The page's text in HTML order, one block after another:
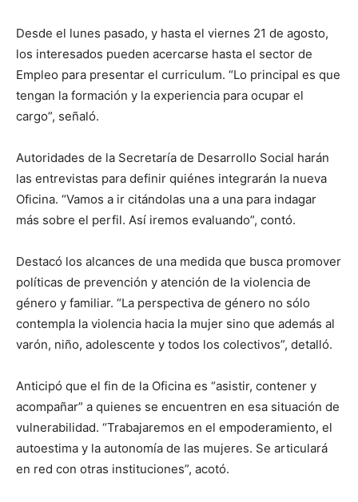
Desde el lunes pasado, y hasta el viernes 21 de agosto,
los interesados pueden acercarse hasta el sector de
Empleo para presentar el curriculum. “Lo principal es que
tengan la formación y la experiencia para ocupar el
cargo”, señaló.
Autoridades de la Secretaría de Desarrollo Social harán
las entrevistas para definir quiénes integrarán la nueva
Oficina. “Vamos a ir citándolas una a una para indagar
más sobre el perfil. Así iremos evaluando”, contó.
Destacó los alcances de una medida que busca promover
políticas de prevención y atención de la violencia de
género y familiar. “La perspectiva de género no sólo
contempla la violencia hacia la mujer sino que además al
varón, niño, adolescente y todos los colectivos”, detalló.
Anticipó que el fin de la Oficina es “asistir, contener y
acompañar” a quienes se encuentren en esa situación de
vulnerabilidad. “Trabajaremos en el empoderamiento, el
autoestima y la autonomía de las mujeres. Se articulará
en red con otras instituciones”, acotó.